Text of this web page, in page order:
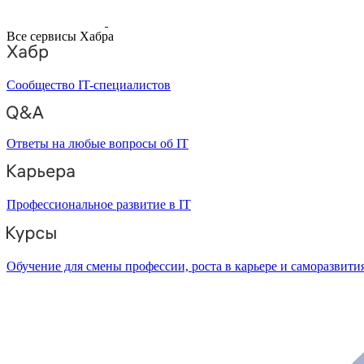
Все сервисы Хабра
Сообщество IT-специалистов
Ответы на любые вопросы об IT
Профессиональное развитие в IT
Обучение для смены профессии, роста в карьере и